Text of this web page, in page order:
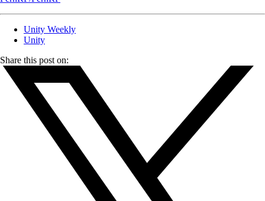
Unity Weekly
Unity
Share this post on: